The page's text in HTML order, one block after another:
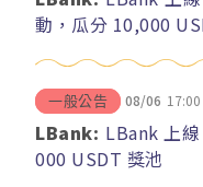
動，瓜分 10,000
一般公告 08/06 17:00
LBank: LBank 上
000 USDT 獎池